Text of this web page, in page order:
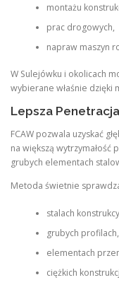
montażu
prac drogowych,
napraw maszyn
W Sulejówku i okolicach
wybierane właśnie dzięki
Lepsza
FCAW pozwala uzyskać
na większą wytrzymałość
grubych elementach
Metoda świetnie
stalach
grubych profilach,
elementach
ciężkich